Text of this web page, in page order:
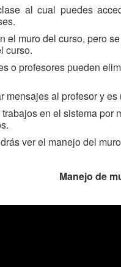
al cual puedes
el muro del curso, pero
curso.
o profesores pueden
mensajes al profesor y
en el sistema por
ver el manejo del
Manejo de